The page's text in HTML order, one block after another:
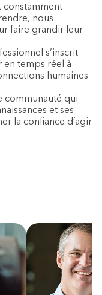
constamment
nous
faire grandir leur
s’inscrit
en temps réel à
humaines
communauté qui
et ses
la confiance d’agir